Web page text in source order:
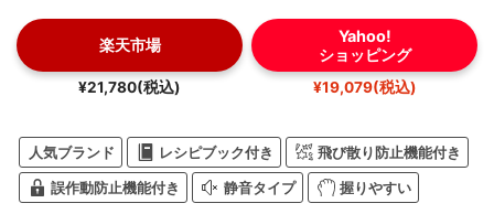
楽天市場
¥21,780(税込)
Yahoo!
ショッピング
¥19,079(税込)
人気ブランド レシピブック付き 飛び散り防止機能付き
誤作動防止機能付き 静音タイプ 握りやすい